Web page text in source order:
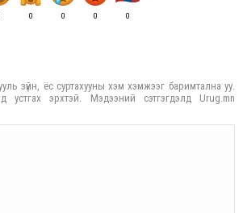
0 0 0 0
зүйн, ёс суртахууны хэм хэмжээг баримтална уу.
устгах эрхтэй. Мэдээний сэтгэгдэлд Urug.mn